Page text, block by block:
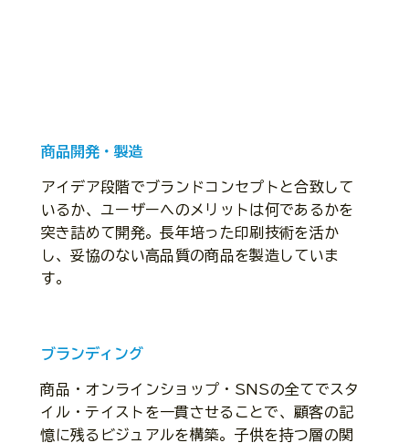
ブランディング
商品・オンラインショップ・SNSの全てでスタ
イル・テイストを一貫させることで、顧客の記
憶に残るビジュアルを構築。子供を持つ層の関
商品開発・製造
アイデア段階でブランドコンセプトと合致して
いるか、ユーザーへのメリットは何であるかを
突き詰めて開発。長年培った印刷技術を活か
し、妥協のない高品質の商品を製造していま
す。